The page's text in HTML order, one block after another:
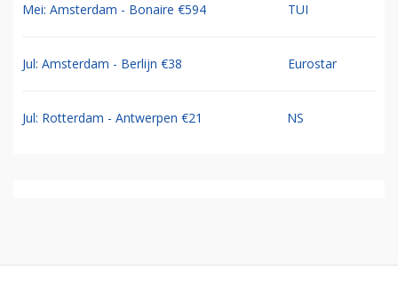
Mei: Amsterdam - Bonaire €594 TUI
Jul: Amsterdam - Berlijn €38 Eurostar
Jul: Rotterdam - Antwerpen €21 NS